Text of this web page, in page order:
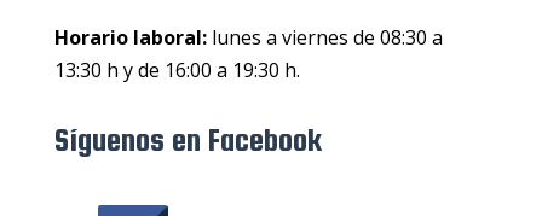
Horario laboral: lunes a viernes de 08:30 a
13:30 h y de 16:00 a 19:30 h.
Síguenos en Facebook